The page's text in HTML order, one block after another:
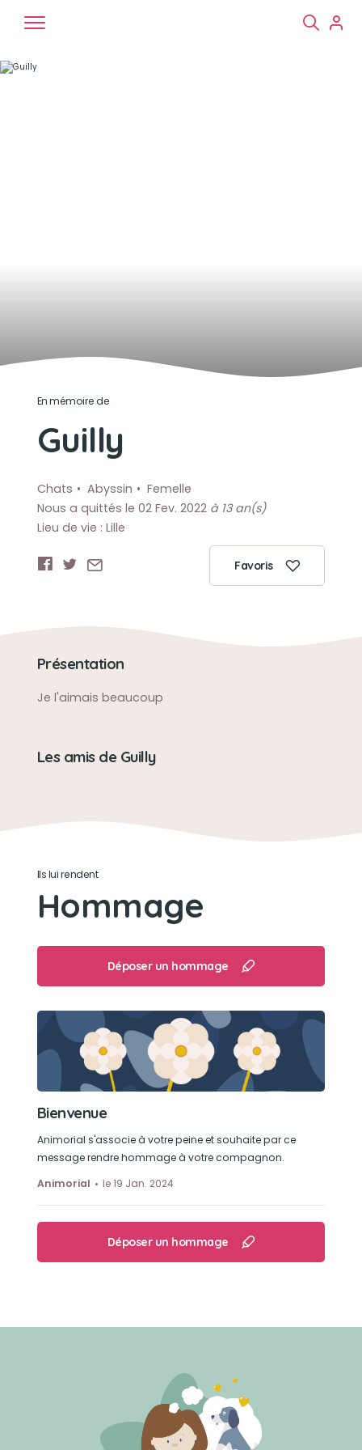
En mémoire de
Guilly
Chats Abyssin
Femelle
Nous a quittés le 02 Fev. 2022 à 13 an(s)
Lieu de vie : Lille
Favoris
Présentation
Je l'aimais beaucoup
Les amis de Guilly
Ils lui rendent
Hommage
Déposer un hommage
Bienvenue
Animorial s'associe à votre peine et souhaite par ce
message rendre hommage à votre compagnon.
Animorial
le 19 Jan. 2024
Déposer un hommage